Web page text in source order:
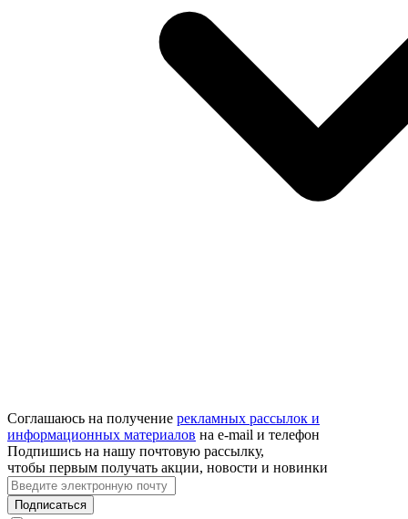
Соглашаюсь на получение рекламных рассылок и
информационных материалов на e‑mail и телефон
Подпишись на нашу почтовую рассылку,
чтобы первым получать акции, новости и новинки
Подписаться